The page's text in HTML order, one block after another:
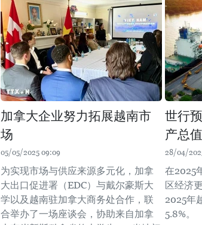
加拿大企业努力拓展越南市
场
05/05/2025 09:09
为实现市场与供应来源多元化，加拿
大出口促进署（EDC）与戴尔豪斯大
学以及越南驻加拿大商务处合作，联
合举办了一场座谈会，协助来自加拿
世行
产总
28/04/
在2025
区经济
2025年
5.8%。